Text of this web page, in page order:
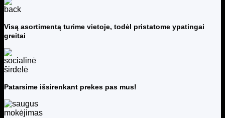
Visą asortimentą turime vietoje, todėl pristatome ypatingai
greitai
Patarsime išsirenkant prekes pas mus!